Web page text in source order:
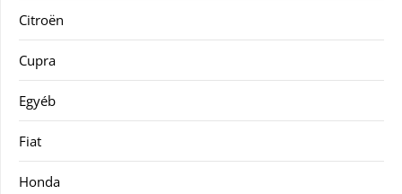
Citroën
Cupra
Egyéb
Fiat
Honda